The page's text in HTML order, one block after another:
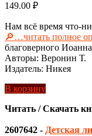
149.00 ₽
Нам всё время что-
🔎…читать полное
благоверного
Авторы: Веронин Т.
Издатель: Никея
В корзину
Читать / Скачать
2607642 - Детская